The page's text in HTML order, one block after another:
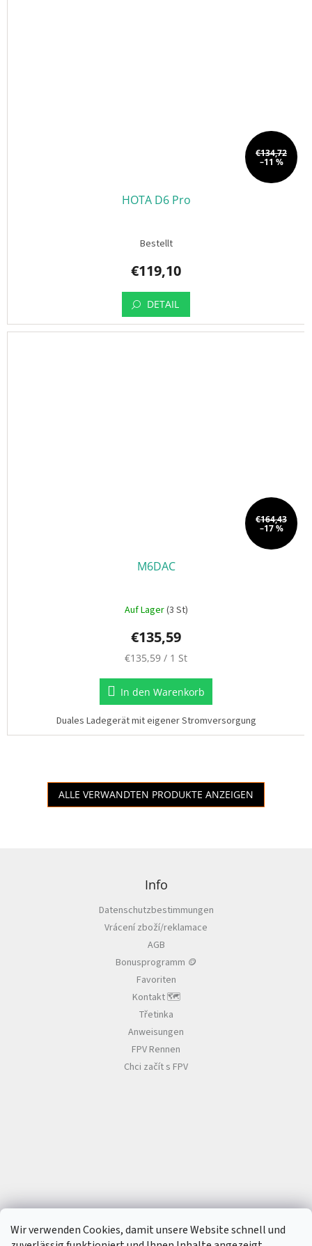
Wir verwenden Cookies, damit unsere Website schnell und
€134,72
–11 %
HOTA D6 Pro
Bestellt
€119,10
DETAIL
€164,43
–17 %
M6DAC
Auf Lager(3 St)
€135,59
V
k
u
f
e
€135,59 / 1 St
In den Warenkorb
Duales Ladegerät mit eigener Stromversorgung
ALLE VERWANDTEN PRODUKTE ANZEIGEN
Info
Datenschutzbestimmungen
Vrácení zboží/reklamace
AGB
Bonusprogramm 🪙
Favoriten
Kontakt 🗺️
Třetinka
Anweisungen
FPV Rennen
Chci začít s FPV